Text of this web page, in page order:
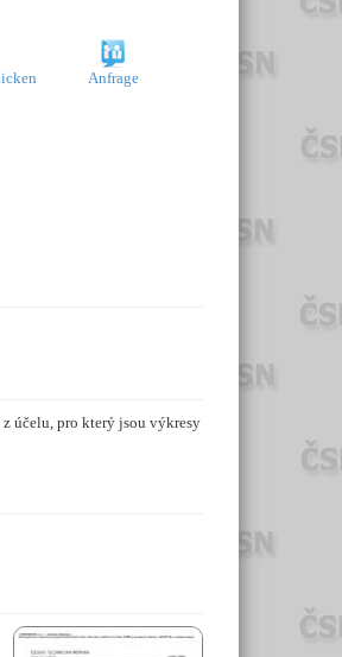
Anfrage
účelu, pro který jsou výkresy